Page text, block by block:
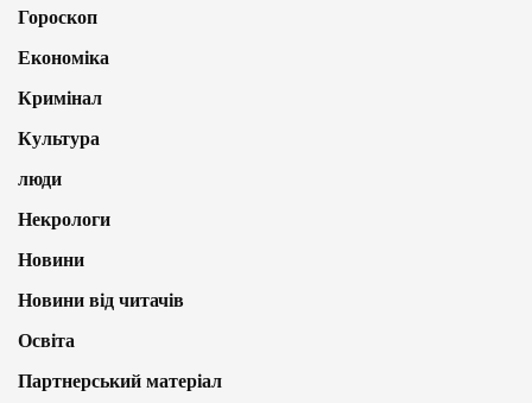
Гороскоп
Економіка
Кримінал
Культура
люди
Некрологи
Новини
Новини від читачів
Освіта
Партнерський матеріал